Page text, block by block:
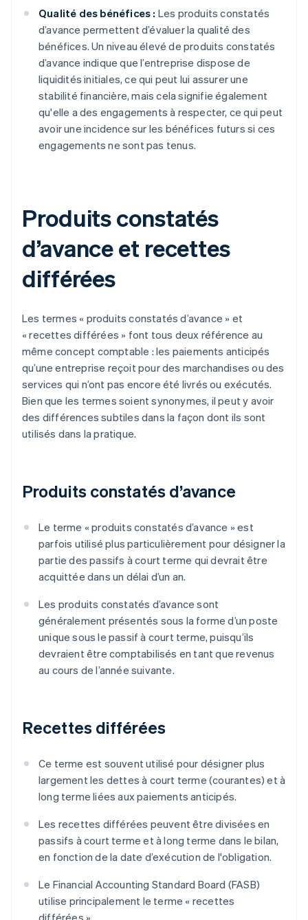
Qualité des bénéfices : Les produits constatés
d’avance permettent d’évaluer la qualité des
bénéfices. Un niveau élevé de produits constatés
d’avance indique que l’entreprise dispose de
liquidités initiales, ce qui peut lui assurer une
stabilité financière, mais cela signifie également
qu'elle a des engagements à respecter, ce qui peut
avoir une incidence sur les bénéfices futurs si ces
engagements ne sont pas tenus.
Produits constatés
d’avance et recettes
différées
Les termes « produits constatés d’avance » et
« recettes différées » font tous deux référence au
même concept comptable : les paiements anticipés
qu’une entreprise reçoit pour des marchandises ou des
services qui n’ont pas encore été livrés ou exécutés.
Bien que les termes soient synonymes, il peut y avoir
des différences subtiles dans la façon dont ils sont
utilisés dans la pratique.
Produits constatés d’avance
Le terme « produits constatés d’avance » est
parfois utilisé plus particulièrement pour désigner la
partie des passifs à court terme qui devrait être
acquittée dans un délai d’un an.
Les produits constatés d’avance sont
généralement présentés sous la forme d’un poste
unique sous le passif à court terme, puisqu’ils
devraient être comptabilisés en tant que revenus
au cours de l’année suivante.
Recettes différées
Ce terme est souvent utilisé pour désigner plus
largement les dettes à court terme (courantes) et à
long terme liées aux paiements anticipés.
Les recettes différées peuvent être divisées en
passifs à court terme et à long terme dans le bilan,
en fonction de la date d’exécution de l'obligation.
Le Financial Accounting Standard Board (FASB)
utilise principalement le terme « recettes